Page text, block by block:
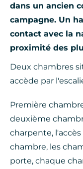
dans un ancien
campagne. Un
contact avec la
proximité des
Deux chambres
accède par
Première
deuxième
charpente,
chambre, les
porte, chaque